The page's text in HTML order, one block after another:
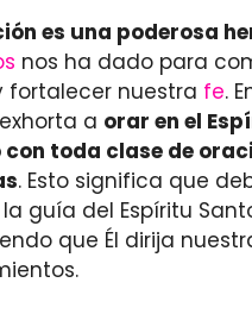
es una poderosa
nos ha dado para
fortalecer nuestra fe.
a orar en el
toda clase de
. Esto significa que
guía del Espíritu
que Él dirija